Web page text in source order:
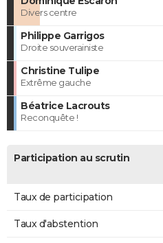
Divers centre
Philippe Garrigos
Droite souverainiste
Christine Tulipe
Extrême gauche
Béatrice Lacrouts
Reconquête !
Participation au scrutin
Taux de participation
Taux d'abstention